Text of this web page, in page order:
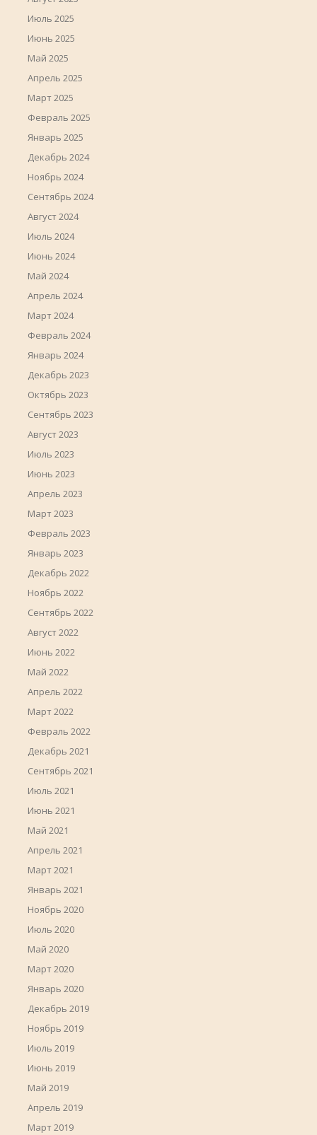
Июль 2025
Июнь 2025
Май 2025
Апрель 2025
Март 2025
Февраль 2025
Январь 2025
Декабрь 2024
Ноябрь 2024
Сентябрь 2024
Август 2024
Июль 2024
Июнь 2024
Май 2024
Апрель 2024
Март 2024
Февраль 2024
Январь 2024
Декабрь 2023
Октябрь 2023
Сентябрь 2023
Август 2023
Июль 2023
Июнь 2023
Апрель 2023
Март 2023
Февраль 2023
Январь 2023
Декабрь 2022
Ноябрь 2022
Сентябрь 2022
Август 2022
Июнь 2022
Май 2022
Апрель 2022
Март 2022
Февраль 2022
Декабрь 2021
Сентябрь 2021
Июль 2021
Июнь 2021
Май 2021
Апрель 2021
Март 2021
Январь 2021
Ноябрь 2020
Июль 2020
Май 2020
Март 2020
Январь 2020
Декабрь 2019
Ноябрь 2019
Июль 2019
Июнь 2019
Май 2019
Апрель 2019
Март 2019